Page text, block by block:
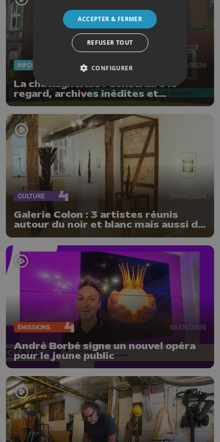
INFOS 09/06/2026
La châtaigneraie : Construire le
regard, archives inédites et
photographies contemporaines
CULTURE 08/06/2026
Galerie Colon : 3 artistes réunis
autour du noir et blanc mais aussi de
ÉMISSIONS 05/06/2026
André Borbé signe un nouvel opéra
pour le jeune public
ACCEPTER & FERMER
REFUSER TOUT
CONFIGURER